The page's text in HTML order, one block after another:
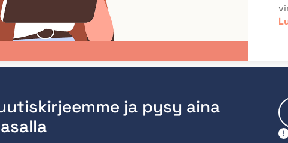
ja pysy aina